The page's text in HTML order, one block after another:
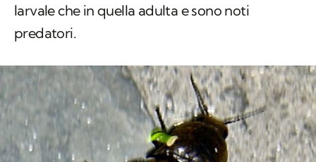
larvale che in quella adulta e sono noti
predatori.